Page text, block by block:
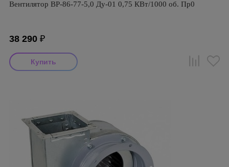
Вентилятор ВР-86-77-5,0 Ду-01 0,75 КВт/1000 об. Пр0
38 290 ₽